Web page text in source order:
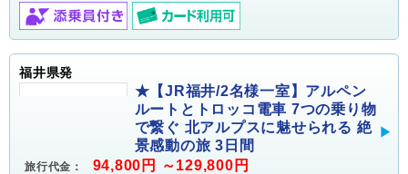
福井県発
★【JR福井/2名様一室】アルペン
ルートとトロッコ電車 7つの乗り物
で繋ぐ 北アルプスに魅せられる 絶
景感動の旅 3日間
旅行代金： 94,800円 ～129,800円